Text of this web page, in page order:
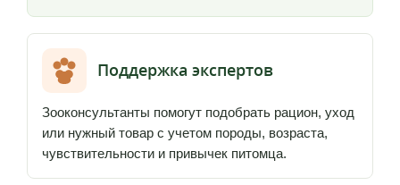
Поддержка экспертов
Зооконсультанты помогут подобрать рацион, уход
или нужный товар с учетом породы, возраста,
чувствительности и привычек питомца.